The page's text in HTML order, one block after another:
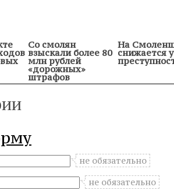
Со смолян
взыскали более 80
млн рублей
«дорожных»
штрафов
На
снижается
не обязательно
не обязательно